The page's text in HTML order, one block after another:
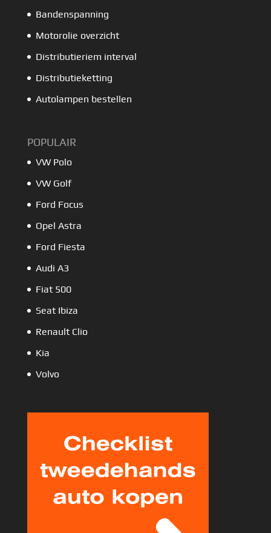
Bandenspanning
Motorolie overzicht
Distributieriem interval
Distributieketting
Autolampen bestellen
POPULAIR
VW Polo
VW Golf
Ford Focus
Opel Astra
Ford Fiesta
Audi A3
Fiat 500
Seat Ibiza
Renault Clio
Kia
Volvo